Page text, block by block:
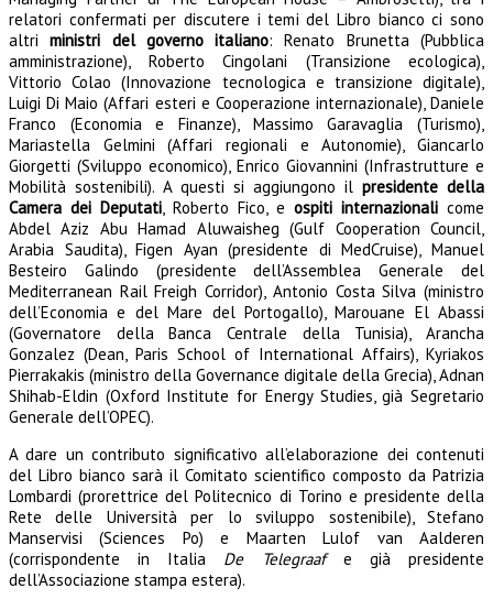
relatori confermati per discutere i temi del Libro bianco ci sono
altriministri del governo italiano: Renato Brunetta (Pubblica
amministrazione), Roberto Cingolani (Transizione ecologica),
Vittorio Colao (Innovazione tecnologica e transizione digitale),
Luigi Di Maio (Affari esteri e Cooperazione internazionale), Daniele
Franco (Economia e Finanze), Massimo Garavaglia (Turismo),
Mariastella Gelmini (Affari regionali e Autonomie), Giancarlo
Giorgetti (Sviluppo economico), Enrico Giovannini (Infrastrutture e
Mobilità sostenibili). A questi si aggiungono il presidente della
Camera dei Deputati, Roberto Fico, e ospiti internazionali come
Abdel Aziz Abu Hamad Aluwaisheg (Gulf Cooperation Council,
Arabia Saudita), Figen Ayan (presidente di MedCruise), Manuel
Besteiro Galindo (presidente dell’Assemblea Generale del
Mediterranean Rail Freigh Corridor), Antonio Costa Silva (ministro
dell’Economia e del Mare del Portogallo), Marouane El Abassi
(Governatore della Banca Centrale della Tunisia), Arancha
Gonzalez (Dean, Paris School of International Affairs), Kyriakos
Pierrakakis (ministro della Governance digitale della Grecia), Adnan
Shihab-Eldin (Oxford Institute for Energy Studies, già Segretario
Generale dell’OPEC).
A dare un contributo significativo all’elaborazione dei contenuti
del Libro bianco sarà il Comitato scientifico composto da Patrizia
Lombardi (prorettrice del Politecnico di Torino e presidente della
Rete delle Università per lo sviluppo sostenibile), Stefano
Manservisi (Sciences Po) e Maarten Lulof van Aalderen
(corrispondente in Italia De Telegraafe già presidente
dell’Associazione stampa estera).